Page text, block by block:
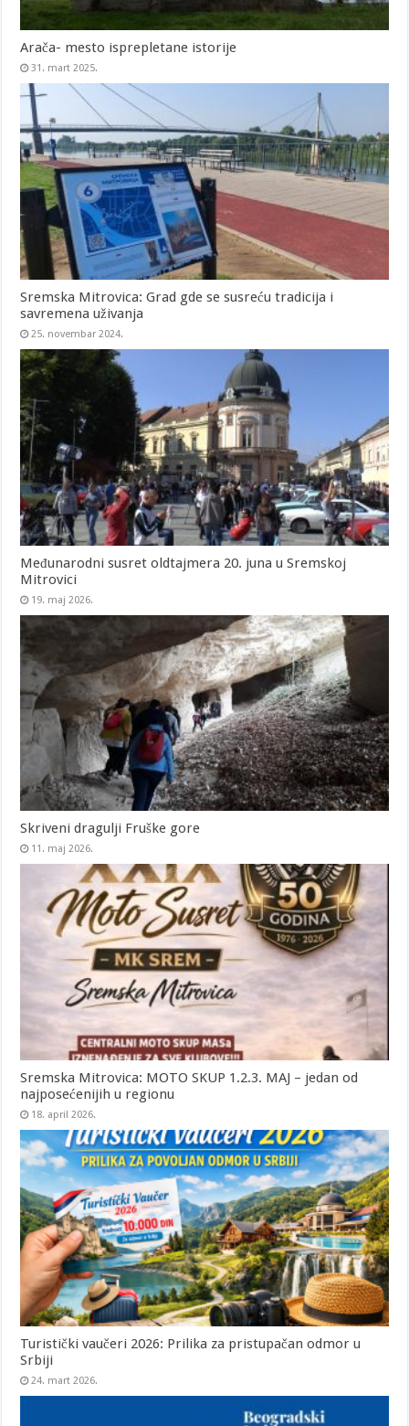
Arača- mesto isprepletane istorije
31. mart 2025.
Sremska Mitrovica: Grad gde se susreću tradicija i
savremena uživanja
25. novembar 2024.
​Međunarodni susret oldtajmera 20. juna u Sremskoj
Mitrovici
19. maj 2026.
Skriveni dragulji Fruške gore
11. maj 2026.
Sremska Mitrovica: MOTO SKUP 1.2.3. MAJ – jedan od
najposećenijih u regionu
18. april 2026.
Turistički vaučeri 2026: Prilika za pristupačan odmor u
Srbiji
24. mart 2026.